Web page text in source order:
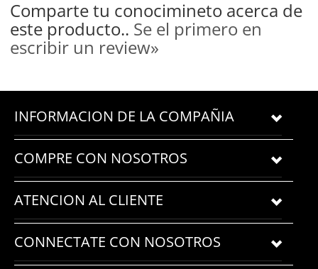
Comparte tu conocimineto acerca de
este producto.. Se el primero en
escribir un review»
INFORMACION DE LA COMPAÑIA
COMPRE CON NOSOTROS
ATENCION AL CLIENTE
CONNECTATE CON NOSOTROS